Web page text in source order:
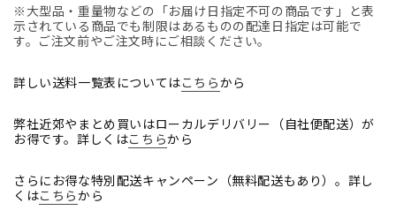
ッ
ク
動
（新
型
パ
ッ
ッ
ク
動
（新
型
パ
※大型品・重量物などの「お届け日指定不可の商品です」と表
示されている商品でも制限はあるものの配達日指定は可能で
す。ご注文前やご注文時にご相談ください。
詳しい送料一覧表についてはこちらから
弊社近郊やまとめ買いはローカルデリバリー（自社便配送）が
お得です。詳しくはこちらから
さらにお得な特別配送キャンペーン（無料配送もあり）。詳し
くはこちらから